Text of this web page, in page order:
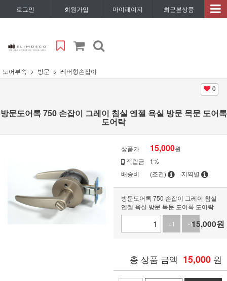
로그인 회원가입 마이페이지 최근본상품
도어부속 방문 레버형손잡이
0
방문도어록 750 손잡이 그레이 침실 엔젤 욕실 방문 목문 도어록
도어락
상품가 15,000원
적립금
1%
배송비
(조건) 지역별
방문도어록 750 손잡이 그레이 침실
엔젤 욕실 방문 목문 도어록 도어락
+1
-115,000원
총 상품 금액 15,000 원